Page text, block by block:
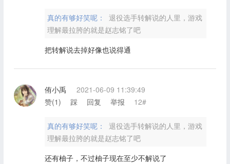
真的有够好笑呢：
退役选手转解说的人里，游戏
理解最拉胯的就是赵志铭了吧
把转解说去掉好像也说得通
侑小禹
2021-06-09 11:39:49
赞(1) 踩 回复 举报 12#
真的有够好笑呢：
退役选手转解说的人里，游戏
理解最拉胯的就是赵志铭了吧
还有柚子，不过柚子现在至少不解说了